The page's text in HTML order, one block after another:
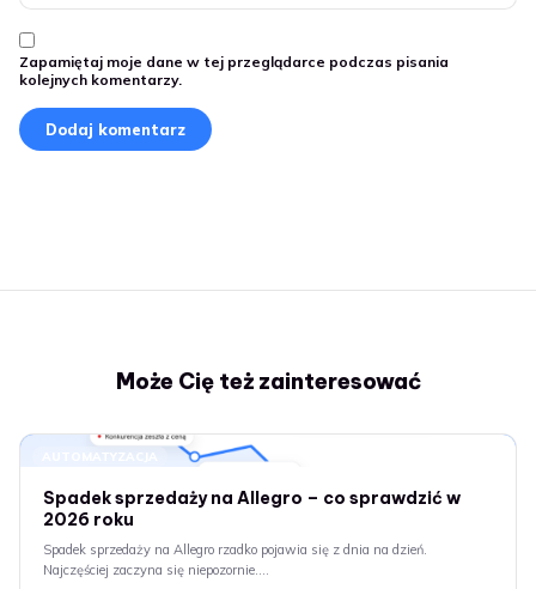
Zapamiętaj moje dane w tej przeglądarce podczas pisania
kolejnych komentarzy.
Może Cię też zainteresować
Spadek sprzedaży na Allegro – co sprawdzić w
2026 roku
Spadek sprzedaży na Allegro rzadko pojawia się z dnia na dzień.
Najczęściej zaczyna się niepozornie.…